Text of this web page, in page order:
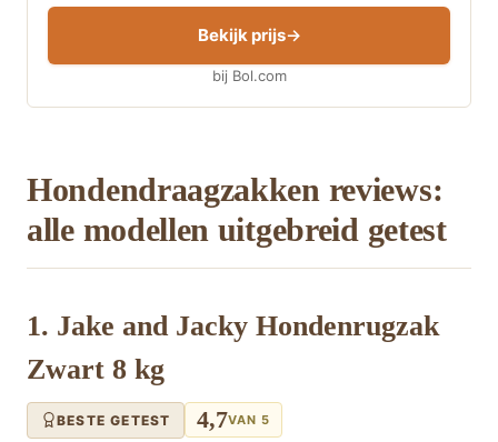
Bekijk prijs
bij Bol.com
Hondendraagzakken reviews:
alle modellen uitgebreid getest
1. Jake and Jacky Hondenrugzak
Zwart 8 kg
BESTE GETEST 4,7VAN 5